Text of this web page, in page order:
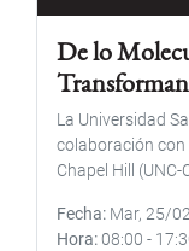
De lo
La Universidad
colaboración con
Chapel Hill (UNC-
Fecha Mar, 25/
Hora 08:00 -